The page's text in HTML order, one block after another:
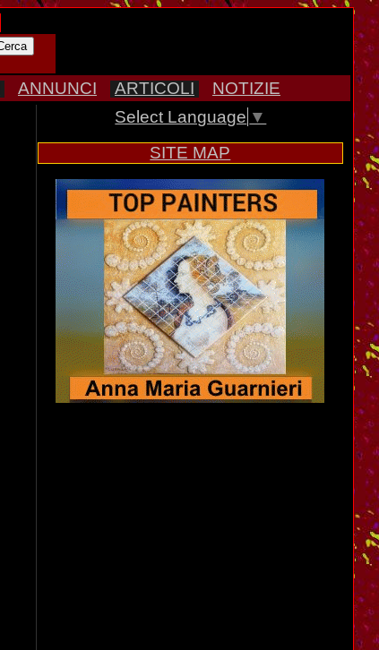
ANNUNCI ARTICOLI
NOTIZIE
Select Language ▼
SITE MAP